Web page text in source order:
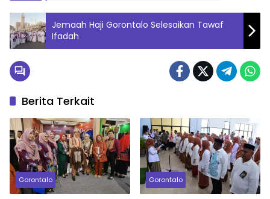
Jemaah Haji Gorontalo Selesaikan Tawaf
Ifadah
Berita Terkait
Gorontalo Gorontalo